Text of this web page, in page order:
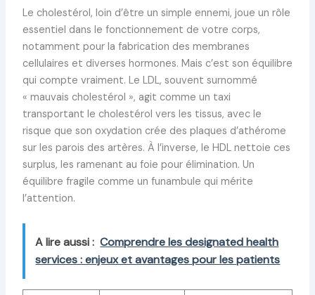
Le cholestérol, loin d’être un simple ennemi, joue un rôle
essentiel dans le fonctionnement de votre corps,
notamment pour la fabrication des membranes
cellulaires et diverses hormones. Mais c’est son équilibre
qui compte vraiment. Le LDL, souvent surnommé
« mauvais cholestérol », agit comme un taxi
transportant le cholestérol vers les tissus, avec le
risque que son oxydation crée des plaques d’athérome
sur les parois des artères. À l’inverse, le HDL nettoie ces
surplus, les ramenant au foie pour élimination. Un
équilibre fragile comme un funambule qui mérite
l’attention.
A lire aussi : Comprendre les designated health
services : enjeux et avantages pour les patients